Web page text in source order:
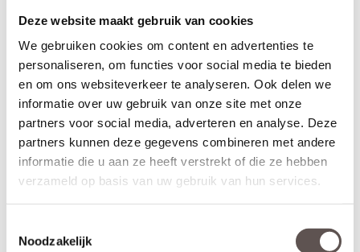
Deze website maakt gebruik van cookies
We gebruiken cookies om content en advertenties te
personaliseren, om functies voor social media te bieden
en om ons websiteverkeer te analyseren. Ook delen we
informatie over uw gebruik van onze site met onze
partners voor social media, adverteren en analyse. Deze
partners kunnen deze gegevens combineren met andere
informatie die u aan ze heeft verstrekt of die ze hebben
verzameld op basis van uw gebruik van hun services.
Noodzakelijk